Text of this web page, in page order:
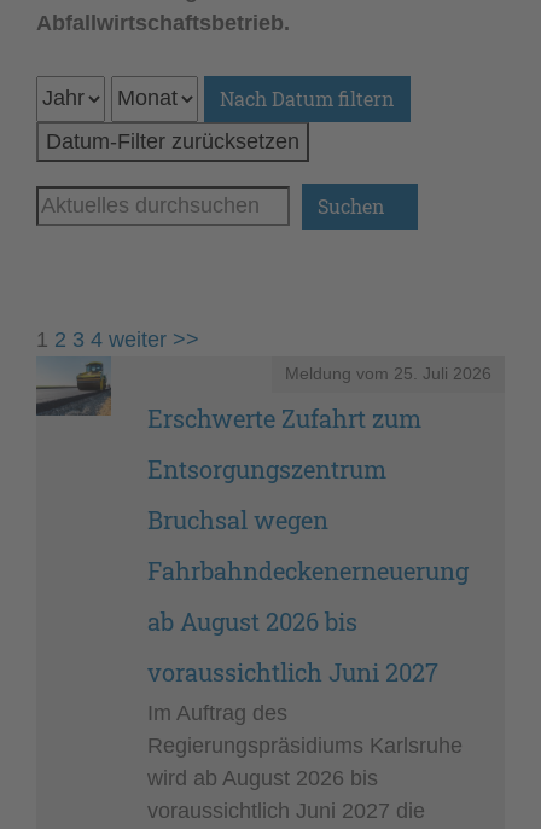
Abfallwirtschaftsbetrieb.
Nach Datum filtern
Datum-Filter zurücksetzen
1 2 3 4 weiter >>
Meldung vom 25. Juli 2026
Erschwerte Zufahrt zum
Entsorgungszentrum
Bruchsal wegen
Fahrbahndeckenerneuerung
ab August 2026 bis
voraussichtlich Juni 2027
Im Auftrag des
Regierungspräsidiums Karlsruhe
wird ab August 2026 bis
voraussichtlich Juni 2027 die